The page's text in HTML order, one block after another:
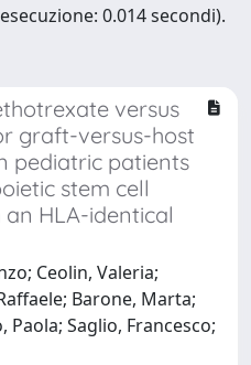
0.014 secondi).
versus
graft-versus-host
pediatric patients
stem cell
HLA-identical
Ceolin, Valeria;
Barone, Marta;
Paola; Saglio, Francesco;